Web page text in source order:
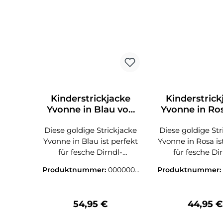
Kinderstrickjacke
Yvonne in Blau von
Diese goldige Strickjacke
Yvonne in Blau ist perfekt
für fesche Dirndl-
Tagen oder lauen
hübschen Metallknöpfen
Produktnummer: 0000003
Regulärer Preis:
54,95 €
Yvonne in
Diese goldige
Yvonne in Rosa
für fesche
Tagen oder
hübschen
Produktnummer:
44,95 €